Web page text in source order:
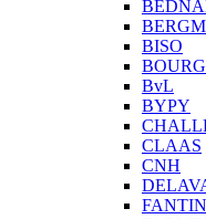
BISO
BvL
BYPY
CLAAS
CNH